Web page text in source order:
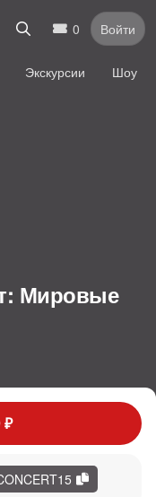
0 Войти
Экскурсии Шоу
Мировые
₽